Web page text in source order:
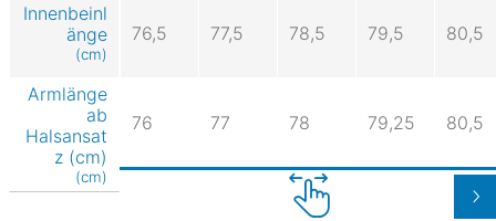
Innenbeinl
änge
(cm)
76,5 77,5 78,5 79,5 80,5
Armlänge
ab
Halsansat
z (cm)
(cm)
76 77 78 79,25 80,5